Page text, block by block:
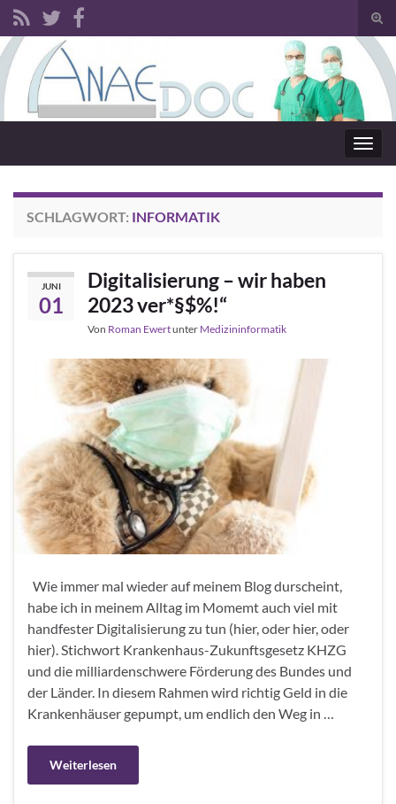
SCHLAGWORT: INFORMATIK
JUNI
01
Digitalisierung – wir haben
2023 ver*§$%!“
Von Roman Ewertunter Medizininformatik
Wie immer mal wieder auf meinem Blog durscheint,
habe ich in meinem Alltag im Momemt auch viel mit
handfester Digitalisierung zu tun (hier, oder hier, oder
hier). Stichwort Krankenhaus-Zukunftsgesetz KHZG
und die milliardenschwere Förderung des Bundes und
der Länder. In diesem Rahmen wird richtig Geld in die
Krankenhäuser gepumpt, um endlich den Weg in …
Weiterlesen